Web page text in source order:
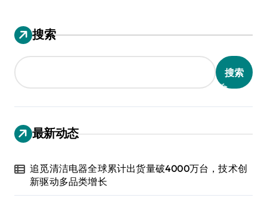
搜索
搜索
最新动态
追觅清洁电器全球累计出货量破4000万台，技术创
新驱动多品类增长